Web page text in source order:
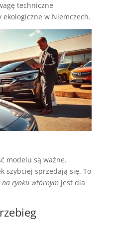
techniczne
w Niemczech.
modelu są ważne.
szybciej sprzedają się. To
na rynku wtórnymjest dla